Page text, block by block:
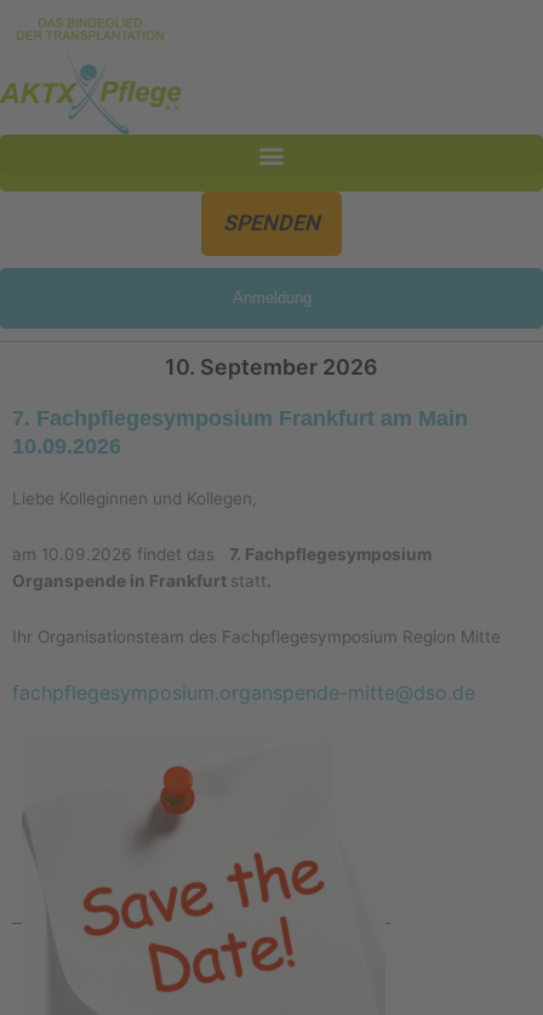
springen
Inhalt
SPENDEN
Anmeldung
10. September 2026
7. Fachpflegesymposium Frankfurt am Main
10.09.2026
Liebe Kolleginnen und Kollegen,
am 10.09.2026 findet das 7. Fachpflegesymposium
Organspende in Frankfurt statt.
Ihr Organisationsteam des Fachpflegesymposium Region Mitte
fachpflegesymposium.organspende-mitte@dso.de